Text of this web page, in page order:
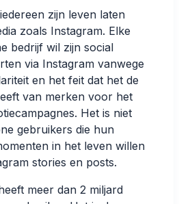
zijn leven laten
zoals Instagram. Elke
bedrijf wil zijn social
via Instagram vanwege
en het feit dat het de
van merken voor het
Het is niet
gebruikers die hun
in het leven willen
stories en posts.
meer dan 2 miljard